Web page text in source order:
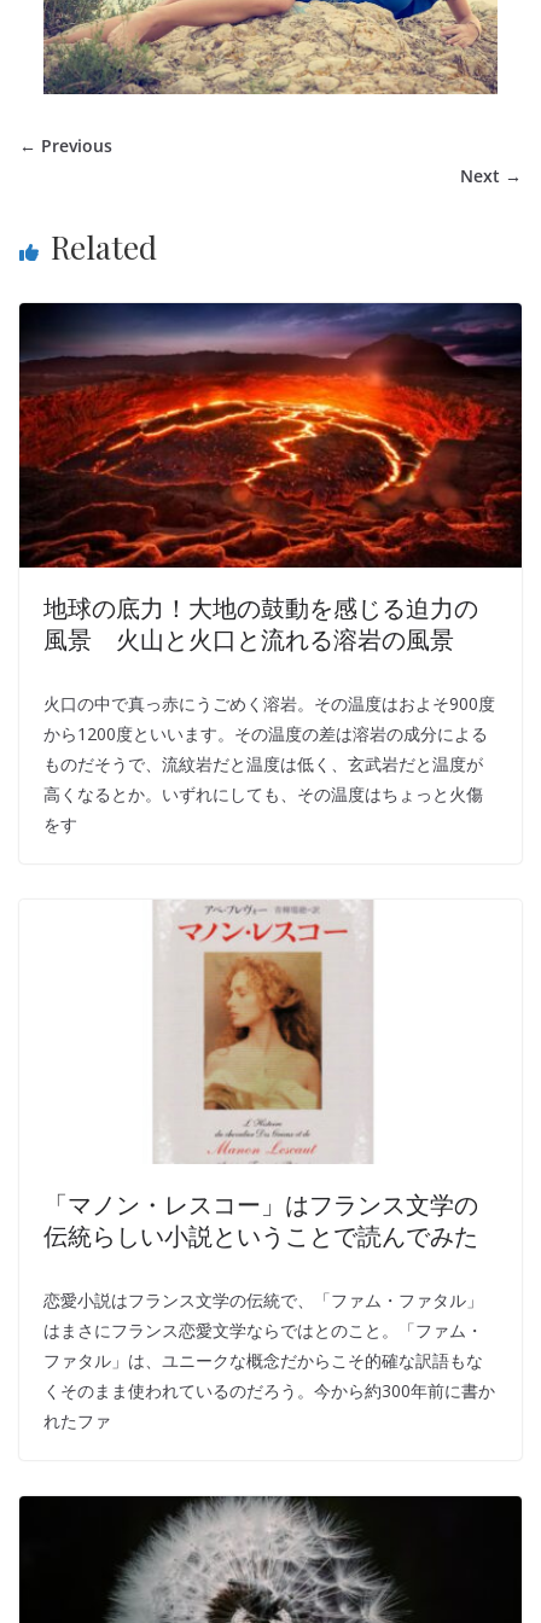
← Previous
Next →
Related
地球の底力！大地の鼓動を感じる迫力の
風景 火山と火口と流れる溶岩の風景
火口の中で真っ赤にうごめく溶岩。その温度はおよそ900度
から1200度といいます。その温度の差は溶岩の成分による
ものだそうで、流紋岩だと温度は低く、玄武岩だと温度が
高くなるとか。いずれにしても、その温度はちょっと火傷
をす
「マノン・レスコー」はフランス文学の
伝統らしい小説ということで読んでみた
恋愛小説はフランス文学の伝統で、「ファム・ファタル」
はまさにフランス恋愛文学ならではとのこと。「ファム・
ファタル」は、ユニークな概念だからこそ的確な訳語もな
くそのまま使われているのだろう。今から約300年前に書か
れたファ